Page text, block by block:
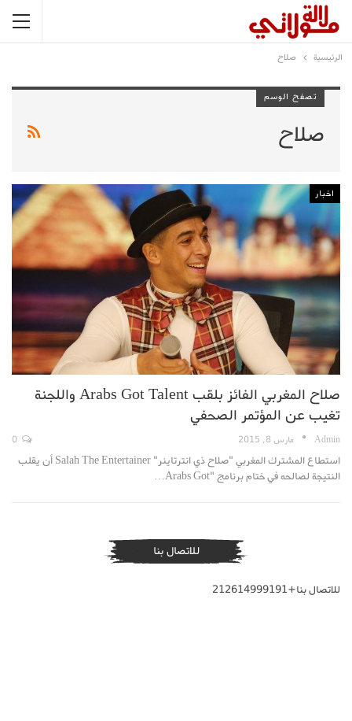
الرئيسية صلاح
تصفح الوسم
صلاح
اخبار
صلاح المغربي الفائز بلقب Arabs Got Talent واللجنة
تغيب عن المؤتمر الصحفي
Admin مارس 8, 2015
استطاع المشترك المغربي "صلاح ذي انترتاينر" Salah The Entertainer أن يقلب
النتيجة لصالحه في ختام برنامج "Arabs Got…
للاتصال بنا
للاتصال بنا+212614999191